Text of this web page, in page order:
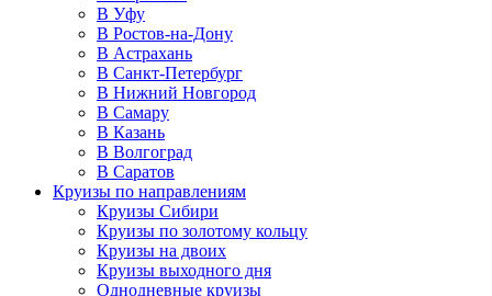
В Уфу
В Ростов-на-Дону
В Астрахань
В Санкт-Петербург
В Нижний Новгород
В Самару
В Казань
В Волгоград
В Саратов
Круизы по направлениям
Круизы Сибири
Круизы по золотому кольцу
Круизы на двоих
Круизы выходного дня
Однодневные круизы